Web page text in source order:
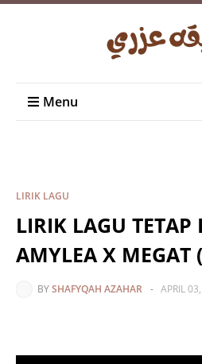
Menu
LIRIK LAGU
LIRIK LAGU
AMYLEA X MEGAT
BYSHAFYQAH AZAHAR - APRIL